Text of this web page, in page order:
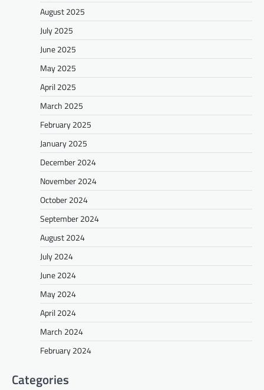
August 2025
July 2025
June 2025
May 2025
April 2025
March 2025
February 2025
January 2025
December 2024
November 2024
October 2024
September 2024
August 2024
July 2024
June 2024
May 2024
April 2024
March 2024
February 2024
Categories